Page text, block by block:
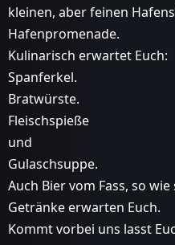
kleinen, aber feinen
Hafenpromenade.
Kulinarisch erwartet Euch:
Spanferkel.
Bratwürste.
Fleischspieße
und
Gulaschsuppe.
Auch Bier vom Fass, so
Getränke erwarten Euch.
Kommt vorbei uns lasst